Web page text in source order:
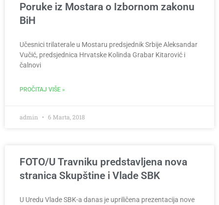
Poruke iz Mostara o Izbornom zakonu
BiH
Učesnici trilaterale u Mostaru predsjednik Srbije Aleksandar
Vučić, predsjednica Hrvatske Kolinda Grabar Kitarović i
čalnovi
PROČITAJ VIŠE »
admin 6 Marta, 2018
FOTO/U Travniku predstavljena nova
stranica Skupštine i Vlade SBK
U Uredu Vlade SBK-a danas je upriličena prezentacija nove